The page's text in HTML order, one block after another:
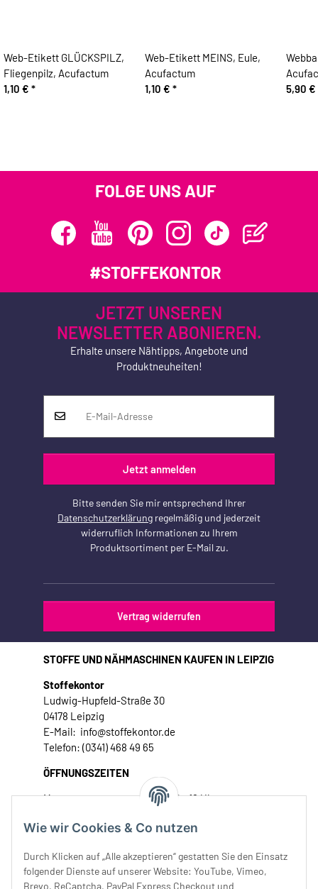
Wie wir Cookies & Co nutzen
Durch Klicken auf „Alle akzeptieren“ gestatten Sie den Einsatz
folgender Dienste auf unserer Website: YouTube, Vimeo,
Brevo, ReCaptcha, PayPal Express Checkout und
Web-Etikett GLÜCKSPILZ,
Fliegenpilz, Acufactum
1,10 € *
Web-Etikett MEINS, Eule,
Acufactum
1,10 € *
5,90 €
FOLGE UNS AUF
#STOFFEKONTOR
JETZT UNSEREN
NEWSLETTER ABONIEREN.
Erhalte unsere Nähtipps, Angebote und
Produktneuheiten!
Jetzt anmelden
Bitte senden Sie mir entsprechend Ihrer
Datenschutzerklärung regelmäßig und jederzeit
widerruflich Informationen zu Ihrem
Produktsortiment per E-Mail zu.
Vertrag widerrufen
STOFFE UND NÄHMASCHINEN KAUFEN IN LEIPZIG
Stoffekontor
Ludwig-Hupfeld-Straße 30
04178 Leipzig
E-Mail: info@stoffekontor.de
Telefon: (0341) 468 49 65
ÖFFNUNGSZEITEN
Montag:
10 - 16 Uhr
Mittwoch:
10 - 18 Uhr
Freitag:
10 - 18 Uhr
Samstag:
10 - 14 Uhr